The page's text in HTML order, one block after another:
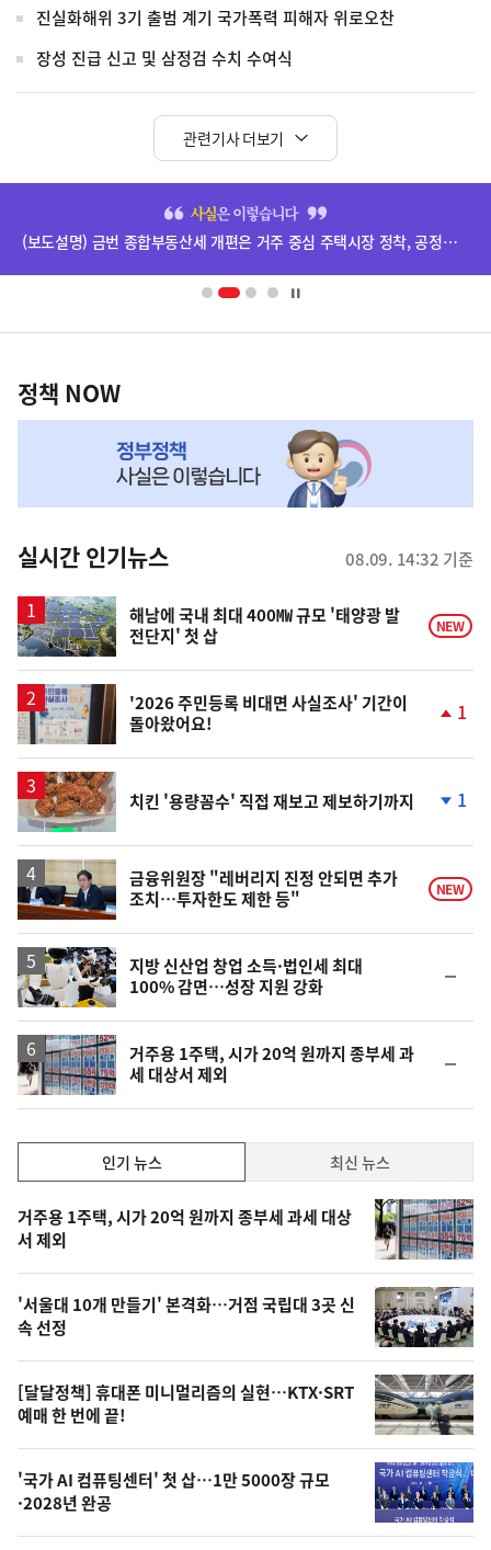
진실화해위 3기 출범 계기 국가폭력 피해자 위로오찬
장성 진급 신고 및 삼정검 수치 수여식
관련기사 더보기
영
(보도설명) 금번 종합부동산세 개편은 거주 중심 주택시장 정착, 공정과세 및 과세형평 제고를 위한 것입니다.
책
NOW,
뉴
스
정책 NOW
실시간 인기뉴스 08.09. 14:32 기준
해남에 국내 최대 400㎿ 규모 '태양광 발
전단지' 첫 삽
NEW
'2026 주민등록 비대면 사실조사' 기간이
돌아왔어요!
1
치킨 '용량꼼수' 직접 재보고 제보하기까지
락
1
금융위원장 "레버리지 진정 안되면 추가
조치…투자한도 제한 등"
NEW
지방 신산업 창업 소득·법인세 최대
100% 감면…성장 지원 강화
일
거주용 1주택, 시가 20억 원까지 종부세 과
세 대상서 제외
일
기,
최
신,
오
늘
의
영
상
오
인기 뉴스 최신 뉴스
기
뉴
스
거주용 1주택, 시가 20억 원까지 종부세 과세 대상
서 제외
'서울대 10개 만들기' 본격화…거점 국립대 3곳 신
속 선정
[달달정책] 휴대폰 미니멀리즘의 실현…KTX·SRT
예매 한 번에 끝!
'국가 AI 컴퓨팅센터' 첫 삽…1만 5000장 규모
·2028년 완공